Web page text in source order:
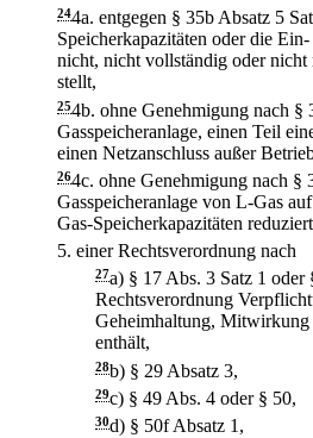
244a. entgegen § 35b Absatz 5
Speicherkapazitäten oder die
nicht, nicht vollständig oder
stellt,
254b. ohne Genehmigung nach §
Gasspeicheranlage, einen Teil
einen Netzanschluss außer
264c. ohne Genehmigung nach §
Gasspeicheranlage von L-Gas
Gas-Speicherkapazitäten
5. einer Rechtsverordnung nach
27a) § 17 Abs. 3 Satz 1 oder
Rechtsverordnung
Geheimhaltung,
enthält,
28b) § 29 Absatz 3,
29c) § 49 Abs. 4 oder § 50,
30d) § 50f Absatz 1,